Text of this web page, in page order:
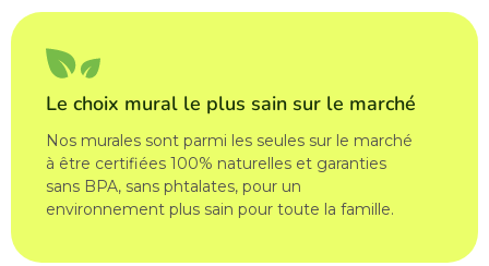
Le choix mural le plus sain sur le marché
Nos murales sont parmi les seules sur le marché
à être certifiées 100% naturelles et garanties
sans BPA, sans phtalates, pour un
environnement plus sain pour toute la famille.